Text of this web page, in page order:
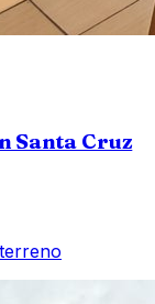
Santa Cruz
terreno